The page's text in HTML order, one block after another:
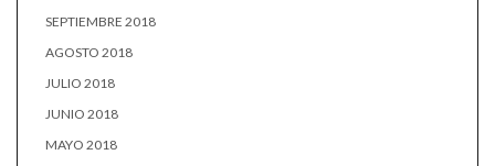
SEPTIEMBRE 2018
AGOSTO 2018
JULIO 2018
JUNIO 2018
MAYO 2018